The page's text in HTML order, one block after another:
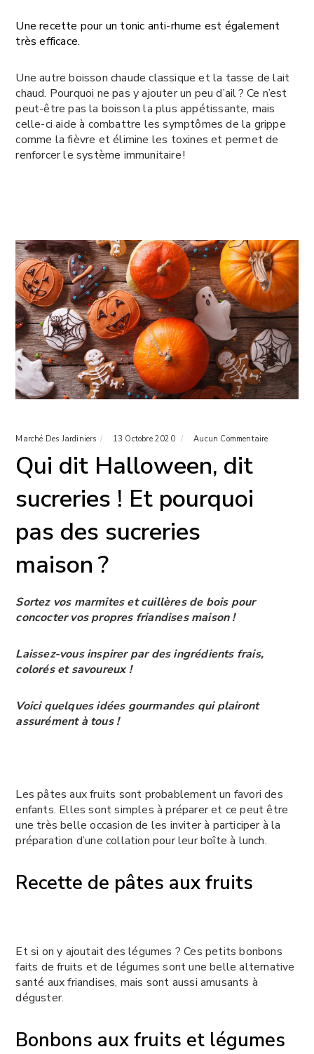
Une recette pour un tonic anti-rhume est également
très efficace.
Une autre boisson chaude classique et la tasse de lait
chaud. Pourquoi ne pas y ajouter un peu d’ail ? Ce n’est
peut-être pas la boisson la plus appétissante, mais
celle-ci aide à combattre les symptômes de la grippe
comme la fièvre et élimine les toxines et permet de
renforcer le système immunitaire !
Marché Des Jardiniers 13 Octobre 2020 Aucun Commentaire
Qui dit Halloween, dit
sucreries ! Et pourquoi
pas des sucreries
maison ?
Sortez vos marmites et cuillères de bois pour
concocter vos propres friandises maison !
Laissez-vous inspirer par des ingrédients frais,
colorés et savoureux !
Voici quelques idées gourmandes qui plairont
assurément à tous !
Les pâtes aux fruits sont probablement un favori des
enfants. Elles sont simples à préparer et ce peut être
une très belle occasion de les inviter à participer à la
préparation d’une collation pour leur boîte à lunch.
Recette de pâtes aux fruits
Et si on y ajoutait des légumes ? Ces petits bonbons
faits de fruits et de légumes sont une belle alternative
santé aux friandises, mais sont aussi amusants à
déguster.
Bonbons aux fruits et légumes